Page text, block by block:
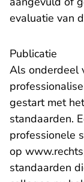
evaluatie van
Publicatie
Als onderdeel
gestart met
standaarden.
professionele
op
standaarden